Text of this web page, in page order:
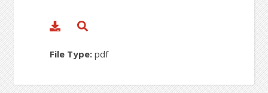
File Type: pdf